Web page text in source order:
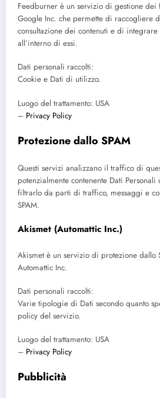
Feedburner è un servizio di gestione dei
Google Inc. che permette di raccogliere
consultazione dei contenuti e di
all’interno di essi.
Dati personali raccolti:
Cookie e Dati di utilizzo.
Luogo del trattamento: USA
– Privacy Policy
Protezione dallo SPAM
Questi servizi analizzano il traffico di
potenzialmente contenente Dati
filtrarlo da parti di traffico, messaggi e
SPAM.
Akismet (Automattic Inc.)
Akismet è un servizio di protezione dallo
Automattic Inc.
Dati personali raccolti:
Varie tipologie di Dati secondo quanto
policy del servizio.
Luogo del trattamento: USA
– Privacy Policy
Pubblicità